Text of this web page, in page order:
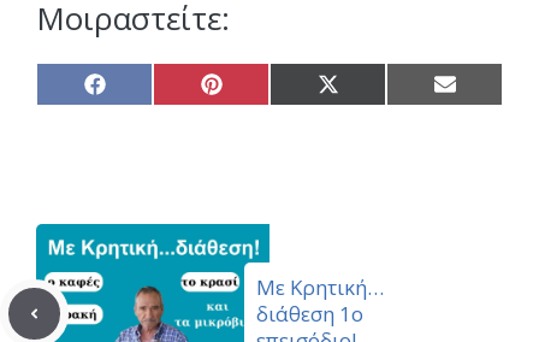
Μοιραστείτε:
Share
on
Share
on
Share
on
Share
on
Με Κρητική…
διάθεση 1ο